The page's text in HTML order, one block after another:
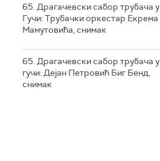
65. Драгачевски сабор трубача у
Гучи: Трубачки оркестар Екрема
Мамутовића, снимак
65. Драгачевски сабор трубача у
гучи: Дејан Петровић Биг Бeнд,
снимак